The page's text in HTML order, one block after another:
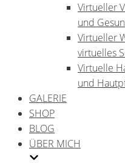
Virtueller
und
Virtueller
virtuelles
Virtuelle
und
GALERIE
SHOP
BLOG
ÜBER MICH